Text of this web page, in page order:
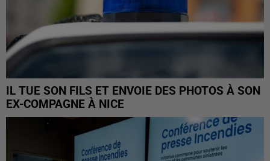
IL TUE SON FILS ET ENVOIE DES PHOTOS À SON
EX-COMPAGNE À NICE